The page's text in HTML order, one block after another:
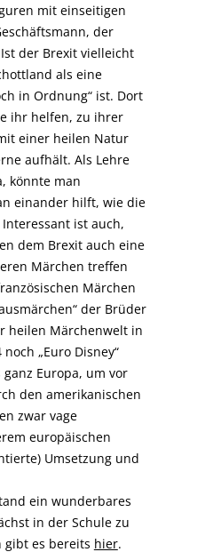
mit einseitigen
der
der Brexit vielleicht
als eine
in Ordnung“ ist. Dort
ihr helfen, zu ihrer
einer heilen Natur
aufhält. Als Lehre
könnte man
einander hilft, wie die
ist auch,
dem Brexit auch eine
Märchen treffen
Märchen
der Brüder
heilen Märchenwelt in
„Euro Disney“
Europa, um vor
den amerikanischen
zwar vage
europäischen
Umsetzung und
ein wunderbares
in der Schule zu
gibt es bereits hier.